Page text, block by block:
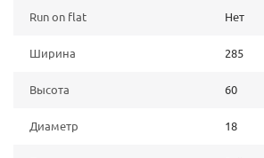
Run on flat Нет
Ширина 285
Высота 60
Диаметр 18